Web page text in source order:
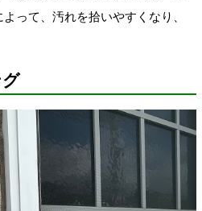
って、汚れを拾いやすくなり、